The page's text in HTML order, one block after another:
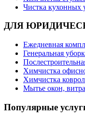
Чистка кухонных
ДЛЯ
Ежедневная
Генеральная
Химчистка
Химчистка
Мытье окон,
Популярные